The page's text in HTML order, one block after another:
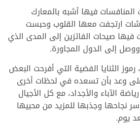
فيها أشبه بالمعارك
ارتجفت معها القلوب وحبست
فيها صيحات الفائزين إلى المدى الذي
إلى الدول المجاورة.
رموز الثنايا الفضية التي أفرحت البعض
على وعد بأن تسعده في لحظات أخرى
الآباء والأجداد، مع كل الأجيال
نجاحها وجذبها للمزيد من محبيها
يوم.